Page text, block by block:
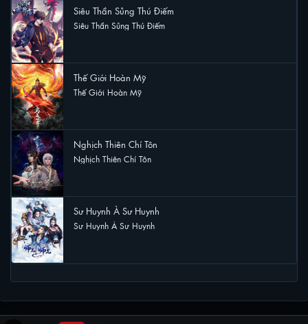
Siêu Thần Sủng Thú Điếm
Siêu Thần Sủng Thú Điếm
Thế Giới Hoàn Mỹ
Thế Giới Hoàn Mỹ
Nghịch Thiên Chí Tôn
Nghịch Thiên Chí Tôn
Sư Huynh À Sư Huynh
Sư Huynh À Sư Huynh